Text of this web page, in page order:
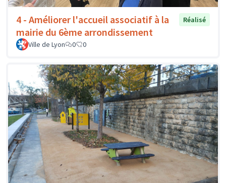
4 - Améliorer l'accueil associatif à la
mairie du 6ème arrondissement
Réalisé
Ville de Lyon 0 0